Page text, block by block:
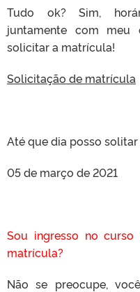
Tudo ok? Sim,
juntamente com meu
solicitar a matrícula!
Solicitação de matrícula
Até que dia posso
05 de março de 2021
Sou ingresso no curso
matrícula?
Não se preocupe,